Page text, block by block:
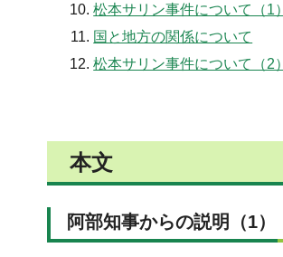
松本サリン事件について（1）
国と地方の関係について
松本サリン事件について（2）
本文
阿部知事からの説明（1）